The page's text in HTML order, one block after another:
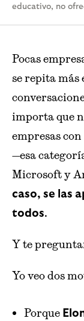
educativo, no
Pocas
se repita
importa que
empresas
—esa
Microsoft y
caso, se las
todos.
Y te
Yo veo dos
Porque